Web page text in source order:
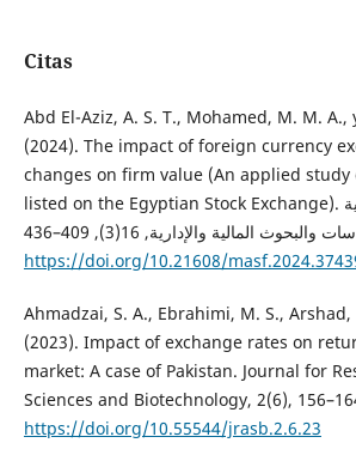
Citas
Abd El-Aziz, A. S. T., Mohamed, M. M. A.,
(2024). The impact of foreign currency
changes on firm value (An applied study
listed on the Egyptian Stock Exchange). المجلة العلمية
https://doi.org/10.21608/
Ahmadzai, S. A., Ebrahimi, M. S.,
(2023). Impact of exchange rates on
market: A case of Pakistan. Journal for
Sciences and Biotechnology, 2(6),
https://doi.org/10.55544/jrasb.2.6.23